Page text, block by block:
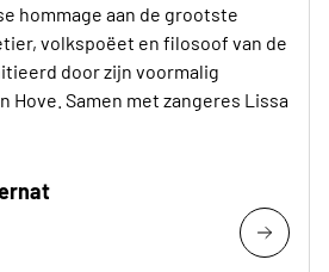
hommage aan de grootste
volkspoëet en filosoof van de
door zijn voormalig
Hove. Samen met zangeres Lissa